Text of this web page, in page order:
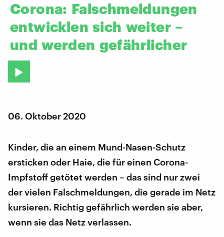
Corona: Falschmeldungen
entwicklen sich weiter –
und werden gefährlicher
06. Oktober 2020
Kinder, die an einem Mund-Nasen-Schutz
ersticken oder Haie, die für einen Corona-
Impfstoff getötet werden – das sind nur zwei
der vielen Falschmeldungen, die gerade im Netz
kursieren. Richtig gefährlich werden sie aber,
wenn sie das Netz verlassen.